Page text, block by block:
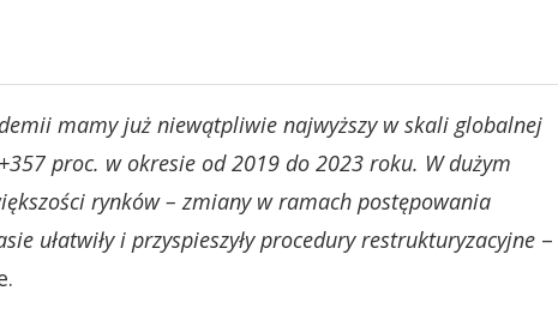
mamy już niewątpliwie najwyższy w skali globalnej
proc. w okresie od 2019 do 2023 roku. W dużym
rynków – zmiany w ramach postępowania
ułatwiły i przyspieszyły procedury restrukturyzacyjne –